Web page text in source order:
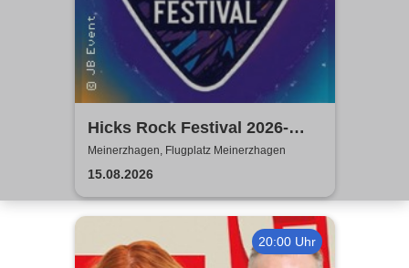
Hicks Rock Festival 2026-
Headlinder: ARTEFUCK,
Grenzenlos
Meinerzhagen, Flugplatz Meinerzhagen
15.08.2026
20:00 Uhr